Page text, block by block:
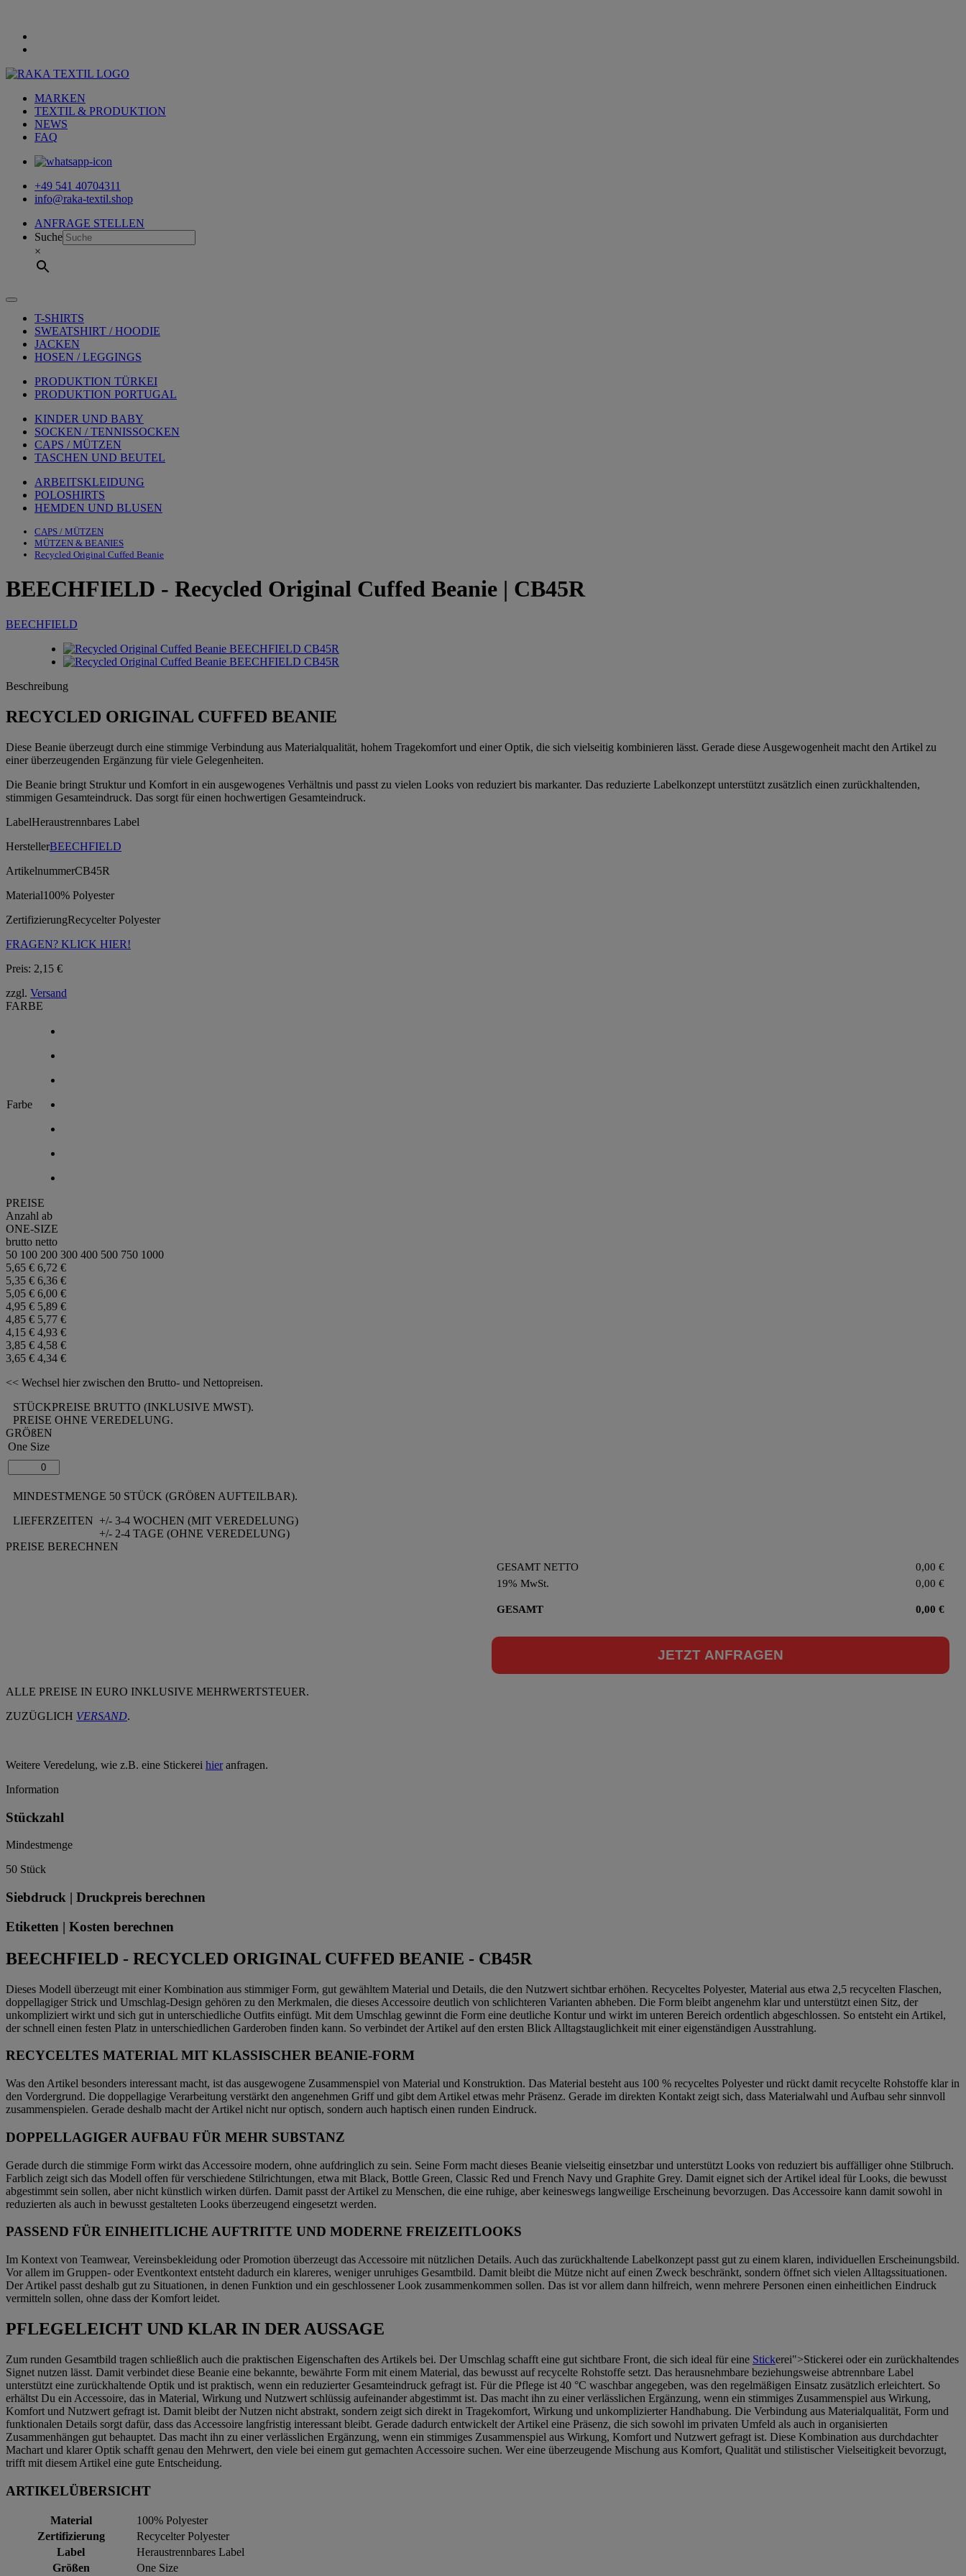
MARKEN
TEXTIL & PRODUKTION
NEWS
FAQ
+49 541 40704311
info@raka-textil.shop
ANFRAGE STELLEN
Suche
×
T-SHIRTS
SWEATSHIRT / HOODIE
JACKEN
HOSEN / LEGGINGS
PRODUKTION TÜRKEI
PRODUKTION PORTUGAL
KINDER UND BABY
SOCKEN / TENNISSOCKEN
CAPS / MÜTZEN
TASCHEN UND BEUTEL
ARBEITSKLEIDUNG
POLOSHIRTS
HEMDEN UND BLUSEN
CAPS / MÜTZEN
MÜTZEN & BEANIES
Recycled Original Cuffed Beanie
BEECHFIELD - Recycled Original Cuffed Beanie | CB45R
BEECHFIELD
Beschreibung
RECYCLED ORIGINAL CUFFED BEANIE
Diese Beanie überzeugt durch eine stimmige Verbindung aus Materialqualität, hohem Tragekomfort und einer Optik, die sich vielseitig kombinieren lässt. Gerade diese Ausgewogenheit macht den Artikel zu
einer überzeugenden Ergänzung für viele Gelegenheiten.
Die Beanie bringt Struktur und Komfort in ein ausgewogenes Verhältnis und passt zu vielen Looks von reduziert bis markanter. Das reduzierte Labelkonzept unterstützt zusätzlich einen zurückhaltenden,
stimmigen Gesamteindruck. Das sorgt für einen hochwertigen Gesamteindruck.
LabelHeraustrennbares Label
HerstellerBEECHFIELD
ArtikelnummerCB45R
Material100% Polyester
ZertifizierungRecycelter Polyester
FRAGEN? KLICK HIER!
Preis: 2,15 €
zzgl. Versand
FARBE
Farbe
PREISE
Anzahl ab
ONE-SIZE
brutto netto
50 100 200 300 400 500 750 1000
5,65 € 6,72 €
5,35 € 6,36 €
5,05 € 6,00 €
4,95 € 5,89 €
4,85 € 5,77 €
4,15 € 4,93 €
3,85 € 4,58 €
3,65 € 4,34 €
<< Wechsel hier zwischen den Brutto- und Nettopreisen.
STÜCKPREISE BRUTTO (INKLUSIVE MWST).
PREISE OHNE VEREDELUNG.
GRÖßEN
One Size
MINDESTMENGE 50 STÜCK (GRÖßEN AUFTEILBAR).
LIEFERZEITEN +/- 3-4 WOCHEN (MIT VEREDELUNG)
+/- 2-4 TAGE (OHNE VEREDELUNG)
PREISE BERECHNEN
GESAMT NETTO 0,00 €
19% MwSt.
0,00 €
GESAMT 0,00 €
JETZT ANFRAGEN
ALLE PREISE IN EURO INKLUSIVE MEHRWERTSTEUER.
ZUZÜGLICH VERSAND.
Weitere Veredelung, wie z.B. eine Stickerei hieranfragen.
Information
Stückzahl
Mindestmenge
50 Stück
Siebdruck | Druckpreis berechnen
Etiketten | Kosten berechnen
BEECHFIELD - RECYCLED ORIGINAL CUFFED BEANIE - CB45R
Dieses Modell überzeugt mit einer Kombination aus stimmiger Form, gut gewähltem Material und Details, die den Nutzwert sichtbar erhöhen. Recyceltes Polyester, Material aus etwa 2,5 recycelten Flaschen,
doppellagiger Strick und Umschlag-Design gehören zu den Merkmalen, die dieses Accessoire deutlich von schlichteren Varianten abheben. Die Form bleibt angenehm klar und unterstützt einen Sitz, der
unkompliziert wirkt und sich gut in unterschiedliche Outfits einfügt. Mit dem Umschlag gewinnt die Form eine deutliche Kontur und wirkt im unteren Bereich ordentlich abgeschlossen. So entsteht ein Artikel,
der schnell einen festen Platz in unterschiedlichen Garderoben finden kann. So verbindet der Artikel auf den ersten Blick Alltagstauglichkeit mit einer eigenständigen Ausstrahlung.
RECYCELTES MATERIAL MIT KLASSISCHER BEANIE-FORM
Was den Artikel besonders interessant macht, ist das ausgewogene Zusammenspiel von Material und Konstruktion. Das Material besteht aus 100 % recyceltes Polyester und rückt damit recycelte Rohstoffe klar in
den Vordergrund. Die doppellagige Verarbeitung verstärkt den angenehmen Griff und gibt dem Artikel etwas mehr Präsenz. Gerade im direkten Kontakt zeigt sich, dass Materialwahl und Aufbau sehr sinnvoll
zusammenspielen. Gerade deshalb macht der Artikel nicht nur optisch, sondern auch haptisch einen runden Eindruck.
DOPPELLAGIGER AUFBAU FÜR MEHR SUBSTANZ
Gerade durch die stimmige Form wirkt das Accessoire modern, ohne aufdringlich zu sein. Seine Form macht dieses Beanie vielseitig einsetzbar und unterstützt Looks von reduziert bis auffälliger ohne Stilbruch.
Farblich zeigt sich das Modell offen für verschiedene Stilrichtungen, etwa mit Black, Bottle Green, Classic Red und French Navy und Graphite Grey. Damit eignet sich der Artikel ideal für Looks, die bewusst
abgestimmt sein sollen, aber nicht künstlich wirken dürfen. Damit passt der Artikel zu Menschen, die eine ruhige, aber keineswegs langweilige Erscheinung bevorzugen. Das Accessoire kann damit sowohl in
reduzierten als auch in bewusst gestalteten Looks überzeugend eingesetzt werden.
PASSEND FÜR EINHEITLICHE AUFTRITTE UND MODERNE FREIZEITLOOKS
Im Kontext von Teamwear, Vereinsbekleidung oder Promotion überzeugt das Accessoire mit nützlichen Details. Auch das zurückhaltende Labelkonzept passt gut zu einem klaren, individuellen Erscheinungsbild.
Vor allem im Gruppen- oder Eventkontext entsteht dadurch ein klareres, weniger unruhiges Gesamtbild. Damit bleibt die Mütze nicht auf einen Zweck beschränkt, sondern öffnet sich vielen Alltagssituationen.
Der Artikel passt deshalb gut zu Situationen, in denen Funktion und ein geschlossener Look zusammenkommen sollen. Das ist vor allem dann hilfreich, wenn mehrere Personen einen einheitlichen Eindruck
vermitteln sollen, ohne dass der Komfort leidet.
PFLEGELEICHT UND KLAR IN DER AUSSAGE
Zum runden Gesamtbild tragen schließlich auch die praktischen Eigenschaften des Artikels bei. Der Umschlag schafft eine gut sichtbare Front, die sich ideal für eine Stickerei">Stickerei oder ein zurückhaltendes
Signet nutzen lässt. Damit verbindet diese Beanie eine bekannte, bewährte Form mit einem Material, das bewusst auf recycelte Rohstoffe setzt. Das herausnehmbare beziehungsweise abtrennbare Label
unterstützt eine zurückhaltende Optik und ist praktisch, wenn ein reduzierter Gesamteindruck gefragt ist. Für die Pflege ist 40 °C waschbar angegeben, was den regelmäßigen Einsatz zusätzlich erleichtert. So
erhältst Du ein Accessoire, das in Material, Wirkung und Nutzwert schlüssig aufeinander abgestimmt ist. Das macht ihn zu einer verlässlichen Ergänzung, wenn ein stimmiges Zusammenspiel aus Wirkung,
Komfort und Nutzwert gefragt ist. Damit bleibt der Nutzen nicht abstrakt, sondern zeigt sich direkt in Tragekomfort, Wirkung und unkomplizierter Handhabung. Die Verbindung aus Materialqualität, Form und
funktionalen Details sorgt dafür, dass das Accessoire langfristig interessant bleibt. Gerade dadurch entwickelt der Artikel eine Präsenz, die sich sowohl im privaten Umfeld als auch in organisierten
Zusammenhängen gut behauptet. Das macht ihn zu einer verlässlichen Ergänzung, wenn ein stimmiges Zusammenspiel aus Wirkung, Komfort und Nutzwert gefragt ist. Diese Kombination aus durchdachter
Machart und klarer Optik schafft genau den Mehrwert, den viele bei einem gut gemachten Accessoire suchen. Wer eine überzeugende Mischung aus Komfort, Qualität und stilistischer Vielseitigkeit bevorzugt,
trifft mit diesem Artikel eine gute Entscheidung.
ARTIKELÜBERSICHT
Material
100% Polyester
Zertifizierung
Recycelter Polyester
Label
Heraustrennbares Label
Größen
One Size